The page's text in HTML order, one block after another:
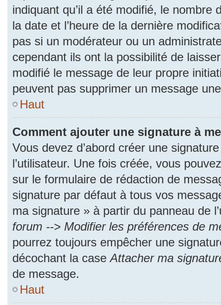
indiquant qu’il a été modifié, le nombre
la date et l’heure de la dernière
pas si un modérateur ou un
cependant ils ont la possibilité de
modifié le message de leur propre
peuvent pas supprimer un message
Haut
Comment ajouter une signature à
Vous devez d’abord créer une
l’utilisateur. Une fois créée, vous
sur le formulaire de rédaction de
signature par défaut à tous vos
ma signature » à partir du panneau de
forum --> Modifier les préférences de
pourrez toujours empêcher une
décochant la caseAttacher ma
de message.
Haut